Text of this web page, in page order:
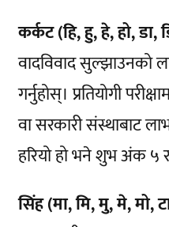
कर्कट (हि, हु, हे, हो, डा,
वादविवाद सुल्झाउनको
गर्नुहोस्। प्रतियोगी
वा सरकारी संस्थाबाट
हरियो हो भने शुभ अंक ५
सिंह (मा, मि, मु, मे, मो,